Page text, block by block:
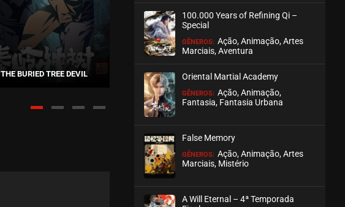
ASSISTIDO
ASSISTIDO
EPISÓDIO 209
ASSISTIDO
ASSISTIDO
THE BURIED TREE DEVIL
TEMPORADA
100.000 Years of Refining Qi –
Special
GÊNEROS: Ação, Animação, Artes
Marciais, Aventura
Oriental Martial Academy
GÊNEROS: Ação, Animação,
Fantasia, Fantasia Urbana
False Memory
GÊNEROS: Ação, Animação, Artes
Marciais, Mistério
A Will Eternal – 4ª Temporada